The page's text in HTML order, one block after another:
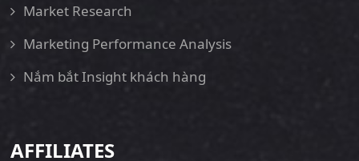
Market Research
Marketing Performance Analysis
Nắm bắt Insight khách hàng
AFFILIATES